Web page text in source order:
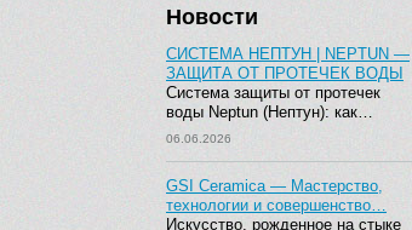
Новости
СИСТЕМА НЕПТУН | NEPTUN —
ЗАЩИТА ОТ ПРОТЕЧЕК ВОДЫ
Система защиты от протечек
воды Neptun (Нептун): как…
06.06.2026
GSI Ceramica — Мастерство,
технологии и совершенство…
Искусство, рожденное на стыке